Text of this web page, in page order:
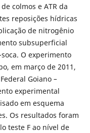
colmos e ATR da
reposições hídricas
de nitrogênio
subsuperficial
O experimento
em março de 2011,
Goiano –
experimental
em esquema
Os resultados foram
teste F ao nível de